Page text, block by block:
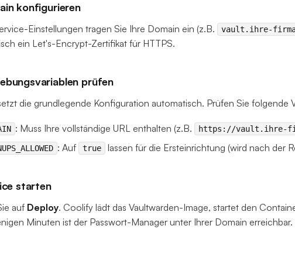
konfigurieren
Einstellungen tragen Sie Ihre Domain ein (z.B. vault.ihre-
ein Let's-Encrypt-Zertifikat für HTTPS.
prüfen
die grundlegende Konfiguration automatisch. Prüfen Sie folgende
: Muss Ihre vollständige URL enthalten (z.B. https://vault.ihre-
: Auf true lassen für die Ersteinrichtung (wird nach der
starten
auf Deploy. Coolify lädt das Vaultwarden-Image, startet den
Minuten ist der Passwort-Manager unter Ihrer Domain erreichbar.